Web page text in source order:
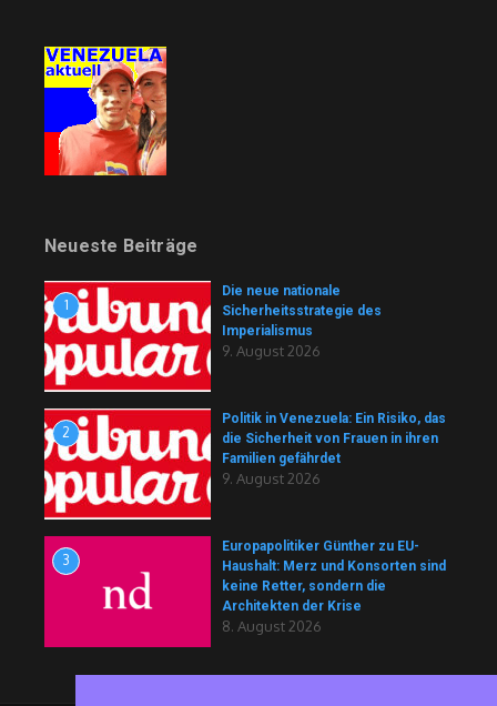
Neueste Beiträge
1
Die neue nationale
Sicherheitsstrategie des
Imperialismus
9. August 2026
2
Politik in Venezuela: Ein Risiko, das
die Sicherheit von Frauen in ihren
Familien gefährdet
9. August 2026
3
Europapolitiker Günther zu EU-
Haushalt: Merz und Konsorten sind
keine Retter, sondern die
Architekten der Krise
8. August 2026